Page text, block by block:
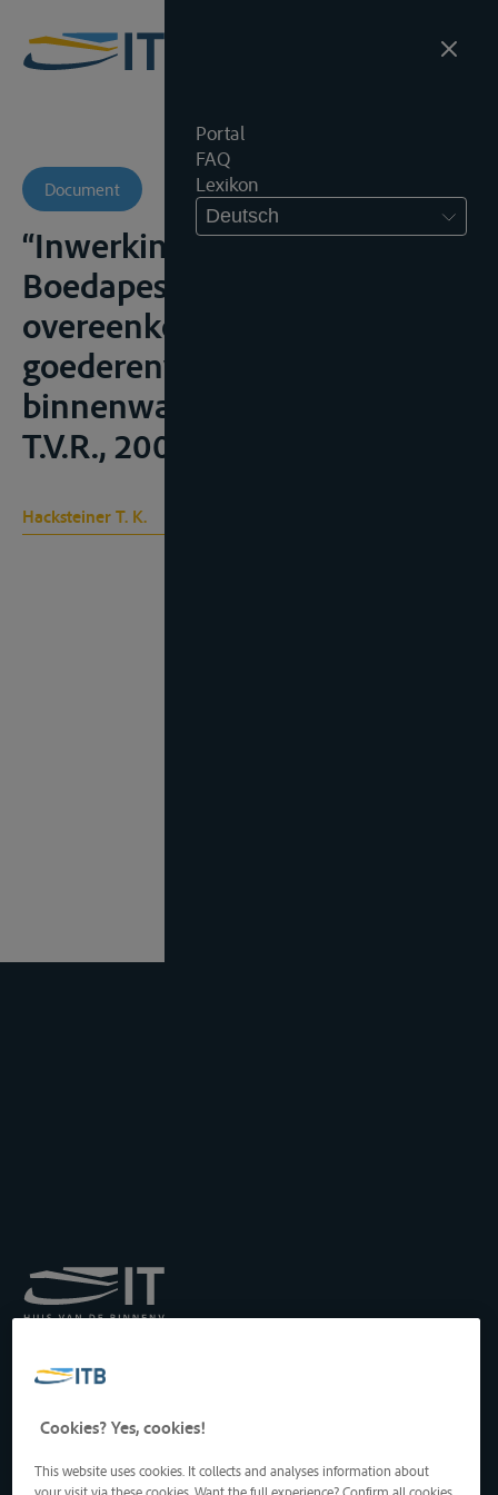
Portal
FAQ
Lexikon
Deutsch
Document
“Inwerkingtreding Verdrag van
Boedapest inzake de
overeenkomst van
goederenvervoer over de
binnenwateren (CMNI)”,
T.V.R., 2006, 119-125
Hacksteiner T. K.
Transport auf der
Drukpersstraat 19
1000 Brüssel, Belgien
Tel: +32 2 217 09 67
http://www.itb-info.be
Cookies? Yes, cookies!
This website uses cookies. It collects and analyses information about